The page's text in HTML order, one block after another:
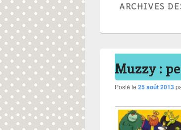
ARCHIVES
Muzzy :
Posté le 25 août 2013